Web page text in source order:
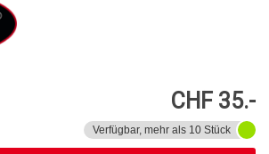
CHF 35.-
Verfügbar, mehr als 10 Stück